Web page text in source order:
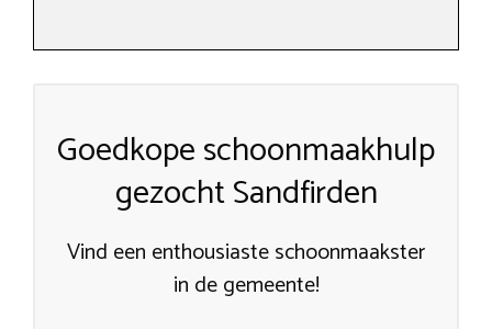
Goedkope schoonmaakhulp
gezocht Sandfirden
Vind een enthousiaste schoonmaakster
in de gemeente!